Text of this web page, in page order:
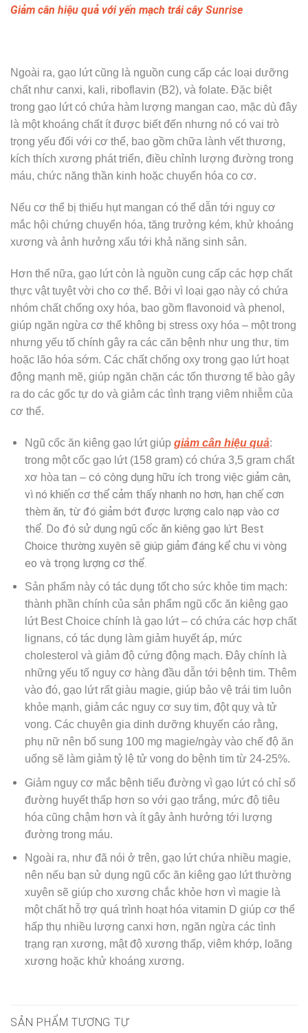
Giảm cân hiệu quả với yến mạch trái cây Sunrise
Ngoài ra, gạo lứt cũng là nguồn cung cấp các loại dưỡng
chất như canxi, kali, riboflavin (B2), và folate. Đặc biệt
trong gạo lứt có chứa hàm lượng mangan cao, mặc dù đây
là một khoáng chất ít được biết đến nhưng nó có vai trò
trọng yếu đối với cơ thể, bao gồm chữa lành vết thương,
kích thích xương phát triển, điều chỉnh lượng đường trong
máu, chức năng thần kinh hoặc chuyển hóa co cơ.
Nếu cơ thể bị thiếu hụt mangan có thể dẫn tới nguy cơ
mắc hội chứng chuyển hóa, tăng trưởng kém, khử khoáng
xương và ảnh hưởng xấu tới khả năng sinh sản.
Hơn thế nữa, gạo lứt còn là nguồn cung cấp các hợp chất
thực vật tuyệt vời cho cơ thể. Bởi vì loại gạo này có chứa
nhóm chất chống oxy hóa, bao gồm flavonoid và phenol,
giúp ngăn ngừa cơ thể không bị stress oxy hóa – một trong
nhưng yếu tố chính gây ra các căn bệnh như ung thư, tim
hoặc lão hóa sớm. Các chất chống oxy trong gạo lứt hoạt
động mạnh mẽ, giúp ngăn chặn các tổn thương tế bào gây
ra do các gốc tự do và giảm các tình trạng viêm nhiễm của
cơ thể.
Ngũ cốc ăn kiêng gạo lứt giúp giảm cân hiệu quả:
trong một cốc gạo lứt (158 gram) có chứa 3,5 gram chất
xơ hòa tan –có công dụng hữu ích trong việc giảm cân,
vì nó khiến cơ thể cảm thấy nhanh no hơn, hạn chế cơn
thèm ăn, từ đó giảm bớt được lượng calo nạp vào cơ
thể. Do đó sử dụng ngũ cốc ăn kiêng gạo lứt Best
Choice thường xuyên sẽ giúp giảm đáng kể chu vi vòng
eo và trọng lượng cơ thể.
Sản phẩm này có tác dụng tốt cho sức khỏe tim mạch:
thành phần chính của sản phẩm ngũ cốc ăn kiêng gạo
lứt Best Choice chính là gạo lứt – có chứa các hợp chất
lignans, có tác dụng làm giảm huyết áp, mức
cholesterol và giảm độ cứng động mạch. Đây chính là
những yếu tố nguy cơ hàng đầu dẫn tới bệnh tim. Thêm
vào đó, gạo lứt rất giàu magie, giúp bảo vệ trái tim luôn
khỏe mạnh, giảm các nguy cơ suy tim, đột quỵ và tử
vong. Các chuyên gia dinh dưỡng khuyến cáo rằng,
phụ nữ nên bổ sung 100 mg magie/ngày vào chế độ ăn
uống sẽ làm giảm tỷ lệ tử vong do bệnh tim từ 24-25%.
Giảm nguy cơ mắc bệnh tiểu đường vì gạo lứt có chỉ số
đường huyết thấp hơn so với gạo trắng, mức độ tiêu
hóa cũng chậm hơn và ít gây ảnh hưởng tới lượng
đường trong máu.
Ngoài ra, như đã nói ở trên, gạo lứt chứa nhiều magie,
nên nếu bạn sử dụng ngũ cốc ăn kiêng gạo lứt thường
xuyên sẽ giúp cho xương chắc khỏe hơn vì magie là
một chất hỗ trợ quá trình hoạt hóa vitamin D giúp cơ thể
hấp thụ nhiều lượng canxi hơn, ngăn ngừa các tình
trạng rạn xương, mật độ xương thấp, viêm khớp, loãng
xương hoặc khử khoáng xương.
SẢN PHẨM TƯƠNG TỰ